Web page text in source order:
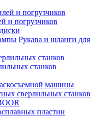
и погрузчиков
Рукава и шланги для
станков
машины
сверлильных станков
пластин